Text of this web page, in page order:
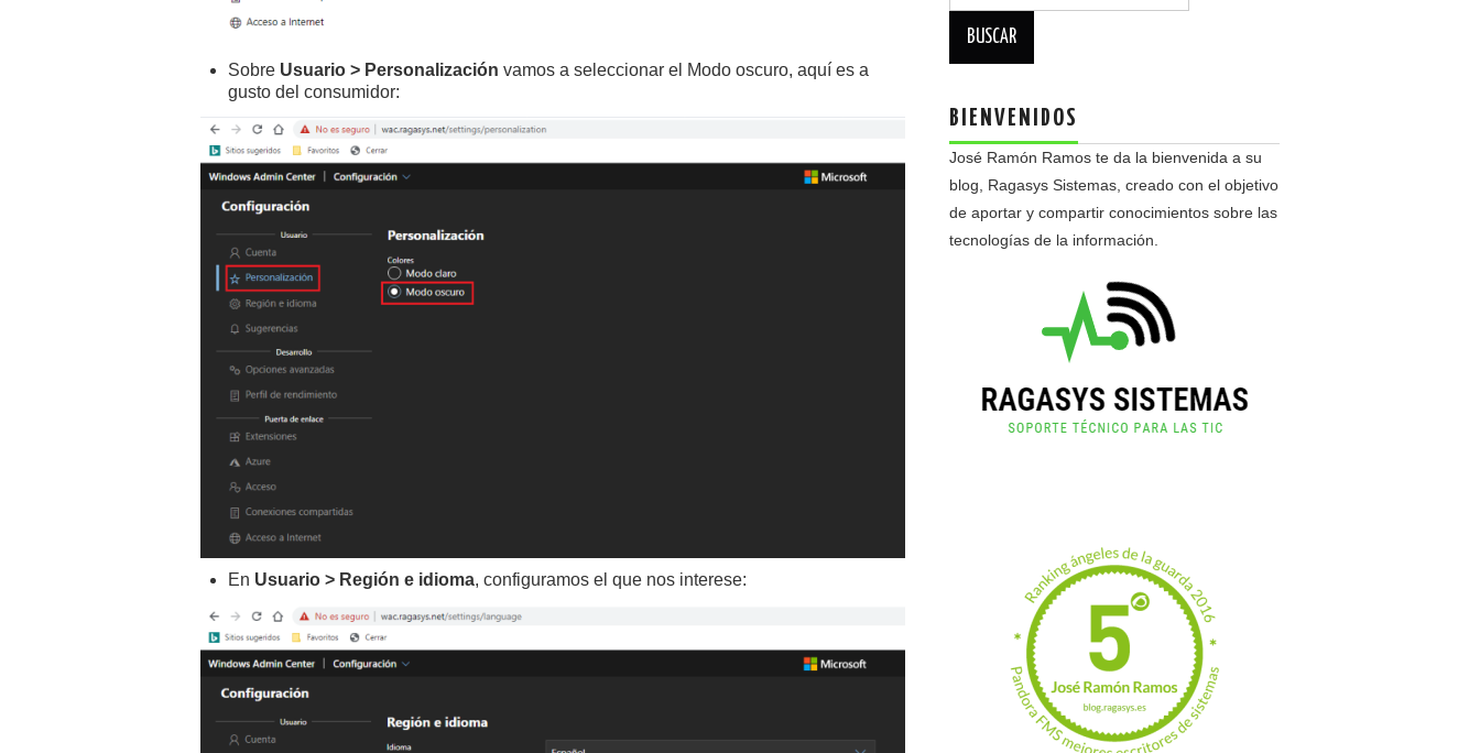
Sobre Usuario > Personalización vamos a seleccionar el Modo oscuro, aquí es a
gusto del consumidor:
En Usuario > Región e idioma, configuramos el que nos interese:
BIENVENIDOS
José Ramón Ramos te da la bienvenida a su
blog, Ragasys Sistemas, creado con el objetivo
de aportar y compartir conocimientos sobre las
tecnologías de la información.